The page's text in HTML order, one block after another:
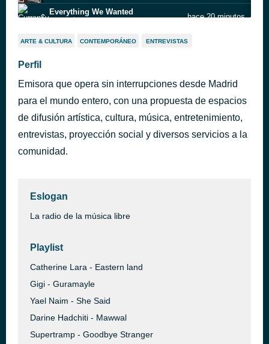
Everything We Wanted
hace 20 minutos
Heart Broken
hace 25 minutos
Galaxy Voices (Official Music).wav
Cauzmonote
Keldamuzik - All I have
hace 40 minutos
ARTE & CULTURA CONTEMPORÁNEO ENTREVISTAS
Perfil
Emisora que opera sin interrupciones desde Madrid
para el mundo entero, con una propuesta de espacios
de difusión artística, cultura, música, entretenimiento,
entrevistas, proyección social y diversos servicios a la
comunidad.
Eslogan
La radio de la música libre
Playlist
Catherine Lara - Eastern land
Gigi - Guramayle
Yael Naim - She Said
Darine Hadchiti - Mawwal
Supertramp - Goodbye Stranger